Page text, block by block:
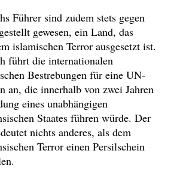
Führer sind zudem stets gegen
gewesen, ein Land, das
islamischen Terror ausgesetzt ist.
führt die internationalen
Bestrebungen für eine UN-
an, die innerhalb von zwei Jahren
eines unabhängigen
Staates führen würde. Der
nichts anderes, als dem
Terror einen Persilschein